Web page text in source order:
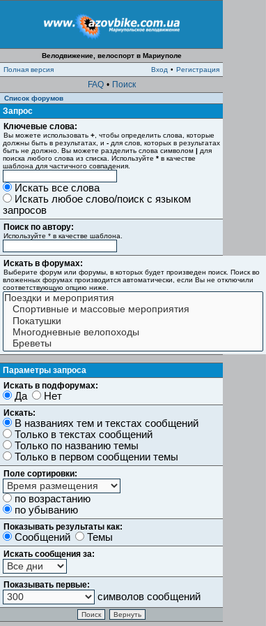
Велодвижение, велоспорт в Мариуполе
Полная версия
Вход • Регистрация
FAQ • Поиск
Список форумов
Запрос
Ключевые слова:
Вы можете использовать + , чтобы определить слова, которые
должны быть в результатах, и - для слов, которых в результатах
быть не должно. Вы можете разделить слова символом | для
поиска любого слова из списка. Используйте * в качестве
шаблона для частичного совпадения.
Искать все слова
Искать любое слово/поиск с языком
запросов
Поиск по автору:
Используйте * в качестве шаблона.
Искать в форумах:
Выберите форум или форумы, в которых будет произведен поиск. Поиск во
вложенных форумах производится автоматически, если Вы не отключили
соответствующую опцию ниже.
Параметры запроса
Искать в подфорумах:
Да Нет
Искать:
В названиях тем и текстах сообщений
Только в текстах сообщений
Только по названию темы
Только в первом сообщении темы
Поле сортировки:
по возрастанию
по убыванию
Показывать результаты как:
Сообщений Темы
Искать сообщения за:
Показывать первые:
символов сообщений